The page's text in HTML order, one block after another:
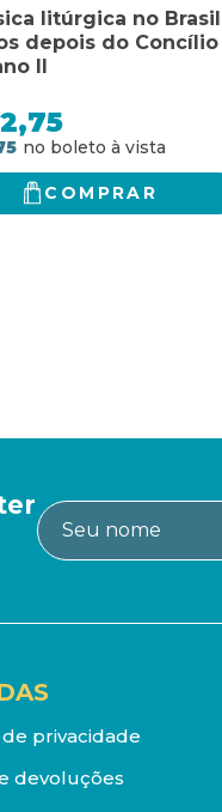
litúrgica no
depois do Concílio
II
COMPRAR
privacidade
devoluções